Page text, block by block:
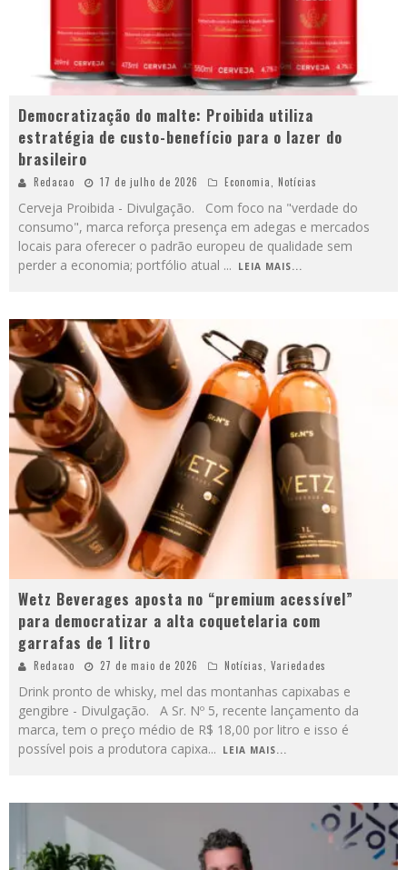
Democratização do malte: Proibida utiliza
estratégia de custo-benefício para o lazer do
brasileiro
Redacao 17 de julho de 2026 Economia, Notícias
Cerveja Proibida - Divulgação. Com foco na "verdade do
consumo", marca reforça presença em adegas e mercados
locais para oferecer o padrão europeu de qualidade sem
perder a economia; portfólio atual ... LEIA MAIS...
Wetz Beverages aposta no “premium acessível”
para democratizar a alta coquetelaria com
garrafas de 1 litro
Redacao 27 de maio de 2026 Notícias Variedades
Drink pronto de whisky, mel das montanhas capixabas e
gengibre - Divulgação. A Sr. Nº 5, recente lançamento da
marca, tem o preço médio de R$ 18,00 por litro e isso é
possível pois a produtora capixa... LEIA MAIS...